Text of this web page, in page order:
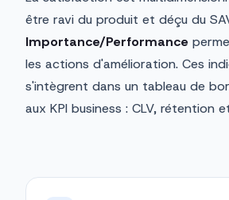
être ravi du produit et déçu du
Importance/Performance
les actions d'amélioration. Ces
s'intègrent dans un tableau de
aux KPI business : CLV, rétention